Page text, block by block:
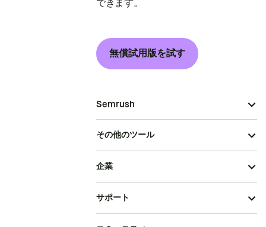
できます。
無償試用版を試す
Semrush
その他のツール
企業
サポート